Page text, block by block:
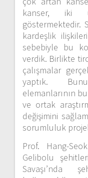
kanser, iki
göstermektedir.
kardeşlik
sebebiyle bu
verdik. Birlikte
çalışmalar
yaptık.
elemanlarının
ve ortak
değişimini
sorumluluk
Prof. Hang-
Gelibolu
Savaşı’nda